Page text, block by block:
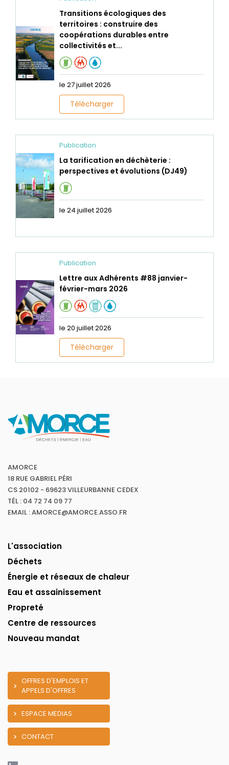
Transitions écologiques des
territoires : construire des
coopérations durables entre
collectivités et...
le 27 juillet 2026
Télécharger
Publication
La tarification en déchèterie :
perspectives et évolutions (DJ49)
le 24 juillet 2026
Publication
Lettre aux Adhérents #88 janvier-
février-mars 2026
le 20 juillet 2026
Télécharger
AMORCE
18 RUE GABRIEL PÉRI
CS 20102 - 69623 VILLEURBANNE CEDEX
TÉL : 04 72 74 09 77
EMAIL : AMORCE@AMORCE.ASSO.FR
L'association
Déchets
Énergie et réseaux de chaleur
Eau et assainissement
Propreté
Centre de ressources
Nouveau mandat
OFFRES D'EMPLOIS ET
APPELS D'OFFRES
ESPACE MEDIAS
CONTACT